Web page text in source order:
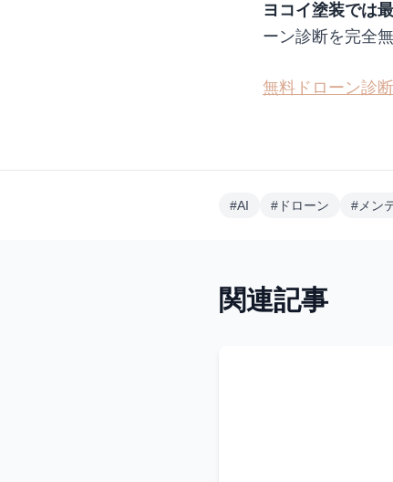
ヨコイ塗装では
ーン診断を完全
無料ドローン診
#AI # ドローン # メン
関連記事